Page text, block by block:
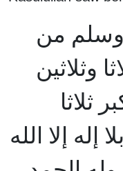
وسلم من
وثلاثين
ثلاثا
إله إلا الله